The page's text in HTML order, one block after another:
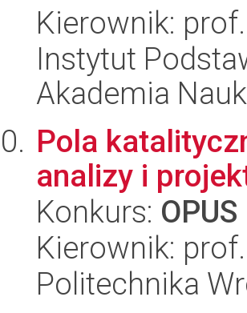
Kierownik:
Instytut
Akademia Nauk
Pola
analizy i
Konkurs:
Kierownik:
Politechnika